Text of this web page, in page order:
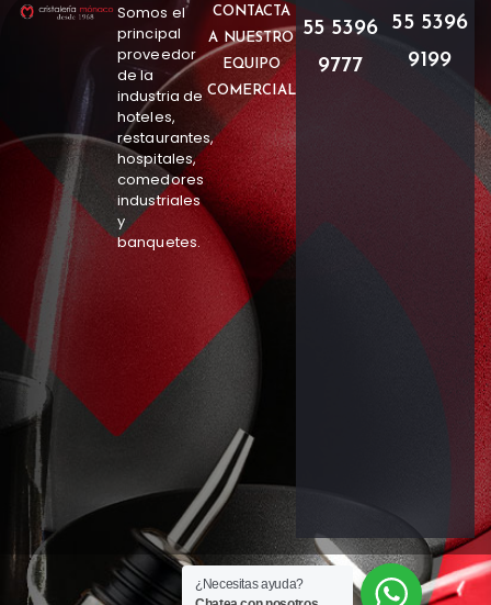
Somos el
principal
proveedor
de la
industria de
hoteles,
restaurantes,
hospitales,
comedores
industriales
y
banquetes.
CONTACTA
A NUESTRO
EQUIPO
COMERCIAL
55 5396
9777
55 5396
9199
¿Necesitas ayuda?